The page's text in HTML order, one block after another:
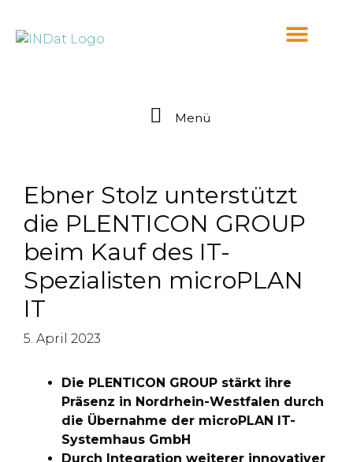
Menü
Ebner Stolz unterstützt
die PLENTICON GROUP
beim Kauf des IT-
Spezialisten microPLAN
IT
5. April 2023
Die PLENTICON GROUP stärkt ihre
Präsenz in Nordrhein-Westfalen durch
die Übernahme der microPLAN IT-
Systemhaus GmbH
Durch Integration weiterer innovativer